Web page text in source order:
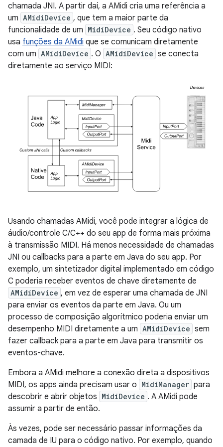
chamada JNI. A partir daí, a AMidi cria uma referência a
um AMidiDevice , que tem a maior parte da
funcionalidade de um MidiDevice . Seu código nativo
usa funções da AMidi que se comunicam diretamente
com um AMidiDevice . O AMidiDevice se conecta
diretamente ao serviço MIDI:
Usando chamadas AMidi, você pode integrar a lógica de
áudio/controle C/C++ do seu app de forma mais próxima
à transmissão MIDI. Há menos necessidade de chamadas
JNI ou callbacks para a parte em Java do seu app. Por
exemplo, um sintetizador digital implementado em código
C poderia receber eventos de chave diretamente de
AMidiDevice , em vez de esperar uma chamada de JNI
para enviar os eventos da parte em Java. Ou um
processo de composição algorítmico poderia enviar um
desempenho MIDI diretamente a um AMidiDevice sem
fazer callback para a parte em Java para transmitir os
eventos-chave.
Embora a AMidi melhore a conexão direta a dispositivos
MIDI, os apps ainda precisam usar o MidiManager para
descobrir e abrir objetos MidiDevice . A AMidi pode
assumir a partir de então.
Às vezes, pode ser necessário passar informações da
camada de IU para o código nativo. Por exemplo, quando